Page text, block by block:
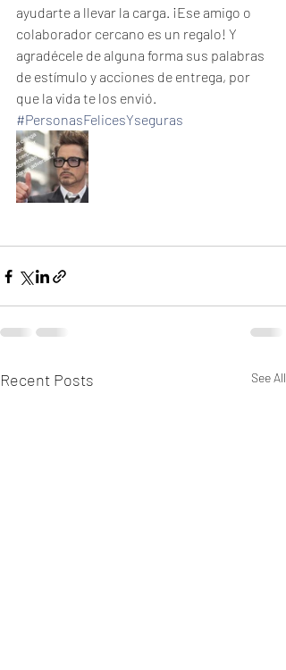
ayudarte a llevar la carga. ¡Ese amigo o
colaborador cercano es un regalo! Y
agradécele de alguna forma sus palabras
de estímulo y acciones de entrega, por
que la vida te los envió.
#PersonasFelicesYseguras
Recent Posts See All